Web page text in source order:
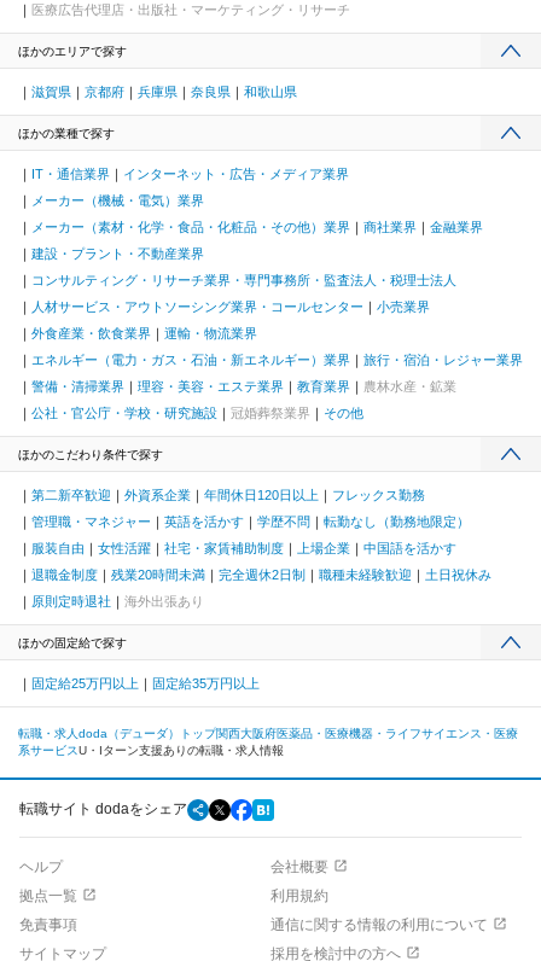
医療広告代理店・出版社・マーケティング・リサーチ
ほかのエリアで探す
滋賀県 京都府 兵庫県 奈良県 和歌山県
ほかの業種で探す
IT・通信業界
インターネット・広告・メディア業界
メーカー（機械・電気）業界
メーカー（素材・化学・食品・化粧品・その他）業界
商社業界
金融業界
建設・プラント・不動産業界
コンサルティング・リサーチ業界・専門事務所・監査法人・税理士法人
人材サービス・アウトソーシング業界・コールセンター
小売業界
外食産業・飲食業界
運輸・物流業界
エネルギー（電力・ガス・石油・新エネルギー）業界
旅行・宿泊・レジャー業界
警備・清掃業界
理容・美容・エステ業界 教育業界
農林水産・鉱業
公社・官公庁・学校・研究施設
冠婚葬祭業界 その他
ほかのこだわり条件で探す
第二新卒歓迎 外資系企業 年間休日120日以上
フレックス勤務
管理職・マネジャー
英語を活かす 学歴不問
転勤なし（勤務地限定）
服装自由
女性活躍 社宅・家賃補助制度 上場企業
中国語を活かす
退職金制度
残業20時間未満 完全週休2日制 職種未経験歓迎
土日祝休み
原則定時退社
海外出張あり
ほかの固定給で探す
固定給25万円以上 固定給35万円以上
転職・求人doda（デューダ）トップ関西大阪府医薬品・医療機器・ライフサイエンス・医療
系サービスU・Iターン支援ありの転職・求人情報
転職サイト dodaをシェア
ヘルプ
会社概要
拠点一覧
利用規約
免責事項
通信に関する情報の利用について
サイトマップ
採用を検討中の方へ